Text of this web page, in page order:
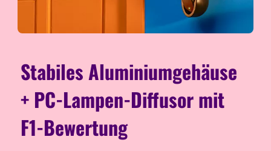
Stabiles Aluminiumgehäuse
+ PC-Lampen-Diffusor mit
F1-Bewertung